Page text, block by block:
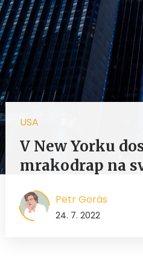
USA
V New Yorku
mrakodrap na
Petr Gorás
24. 7. 2022